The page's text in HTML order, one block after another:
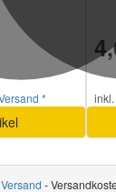
*
Versand -